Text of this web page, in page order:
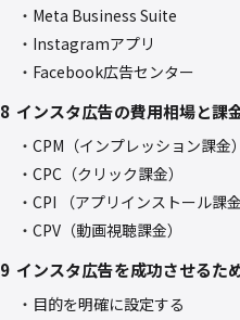
Meta Business Suite
Instagramアプリ
Facebook広告センター
8 インスタ広告の費用相場と課
CPM（インプレッション課金）
CPC（クリック課金）
CPI （アプリインストール課金
CPV（動画視聴課金）
9 インスタ広告を成功させるた
目的を明確に設定する